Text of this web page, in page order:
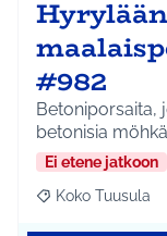
#982
Betoniporsaita,
betonisia
Ei etene jatkoon
Rajaa tulokset
Koko Tuusula